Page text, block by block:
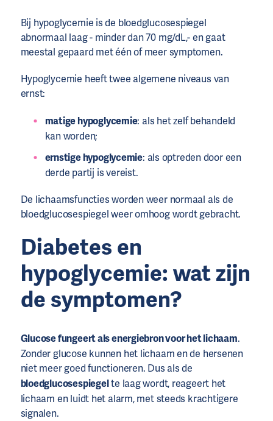
Bij hypoglycemie is de bloedglucosespiegel
abnormaal laag - minder dan 70 mg/dL,- en gaat
meestal gepaard met één of meer symptomen.
Hypoglycemie heeft twee algemene niveaus van
ernst:
matige hypoglycemie: als het zelf behandeld
kan worden;
ernstige hypoglycemie: als optreden door een
derde partij is vereist.
De lichaamsfuncties worden weer normaal als de
bloedglucosespiegel weer omhoog wordt gebracht.
Diabetes en
hypoglycemie: wat zijn
de symptomen?
Glucosefungeert als energiebron voor het lichaam.
Zonder glucose kunnen het lichaam en de hersenen
niet meer goed functioneren. Dus als de
bloedglucosespiegelte laag wordt, reageert het
lichaam en luidt het alarm, met steeds krachtigere
signalen.